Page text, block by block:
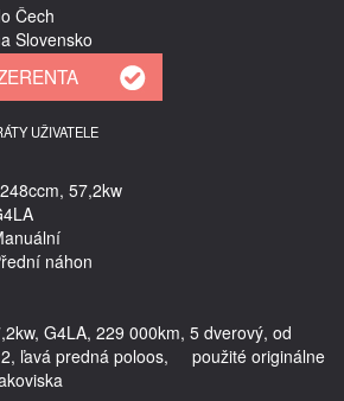
Čech
Slovensko
UŽIVATELE
57,2kw
náhon
G4LA, 229 000km, 5 dverový, od
ľavá predná poloos,     použité originálne